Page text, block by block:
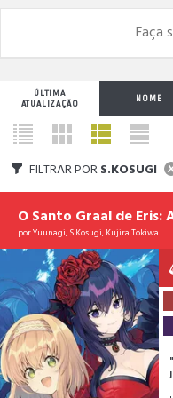
ÚLTIMA
ATUALIZAÇÃO
NOME
FILTRAR PORS.KOSUGI
O Santo Graal de Eris:
porYuunagi,S.Kosugi,Kujira Tokiwa